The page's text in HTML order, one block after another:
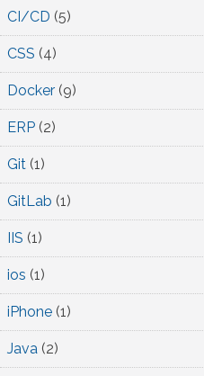
CI/CD (5)
CSS (4)
Docker (9)
ERP (2)
Git (1)
GitLab (1)
IIS (1)
ios (1)
iPhone (1)
Java (2)